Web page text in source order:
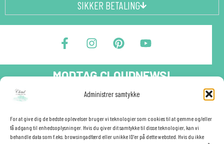
Administrer samtykke
For at give dig de bedste oplevelser bruger vi teknologier som cookies til at gemme og/eller
få adgang til enhedsoplysninger. Hvis du giver dit samtykke til disse teknologier, kan vi
behandle data som f.eks. browsingadfærd eller unikke ID'er på dette websted. Hvis du ikke
SIKKER BETALING
a
c
e
b
-
f
n
s
t
a
r
m
i
n
t
e
e
t
o
t
u
MODTAG CLOUDNEWS!
Tilmeld dig CloudNews og modtag eksklusive tilbud og
Fornavn